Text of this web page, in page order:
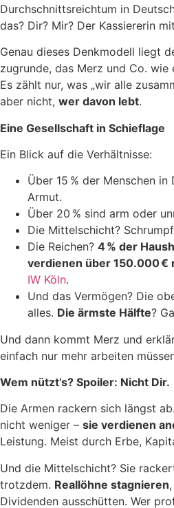
Durchschnittsreichtum in
das? Dir? Mir? Der Kassiererin
Genau dieses Denkmodell liegt
zugrunde, das Merz und Co. wie
Es zählt nur, was „wir alle
aber nicht, wer davon lebt.
Eine Gesellschaft in Schieflage
Ein Blick auf die Verhältnisse:
Über 15 % der Menschen
Armut.
Über 20 % sind arm oder
Die Mittelschicht?
Die Reichen? 4 % der
verdienen über 150.000 €
IW Köln.
Und das Vermögen? Die
alles. Die ärmste Hälfte?
Und dann kommt Merz und
einfach nur mehr arbeiten
Wem nützt’s? Spoiler: Nicht Dir.
Die Armen rackern sich längst
nicht weniger – sie verdienen
Leistung. Meist durch Erbe,
Und die Mittelschicht? Sie
trotzdem. Reallöhne stagnieren
Dividenden ausschütten. Wer